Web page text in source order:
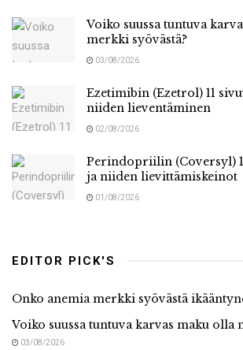
Voiko suussa tuntuva
merkki syövästä?
03/08/2026
Ezetimibin (Ezetrol) 11
niiden lieventäminen
02/08/2026
Perindopriilin (Coversyl)
ja niiden lievittämiskeinot
01/08/2026
EDITOR PICK'S
Onko anemia merkki syövästä
Voiko suussa tuntuva karvas maku olla
03/08/2026